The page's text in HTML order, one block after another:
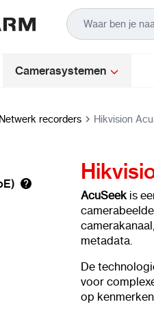
Camerasystemen
Netwerk recorders Hikvision
AcuSeek is
metadata.
De
voor
op